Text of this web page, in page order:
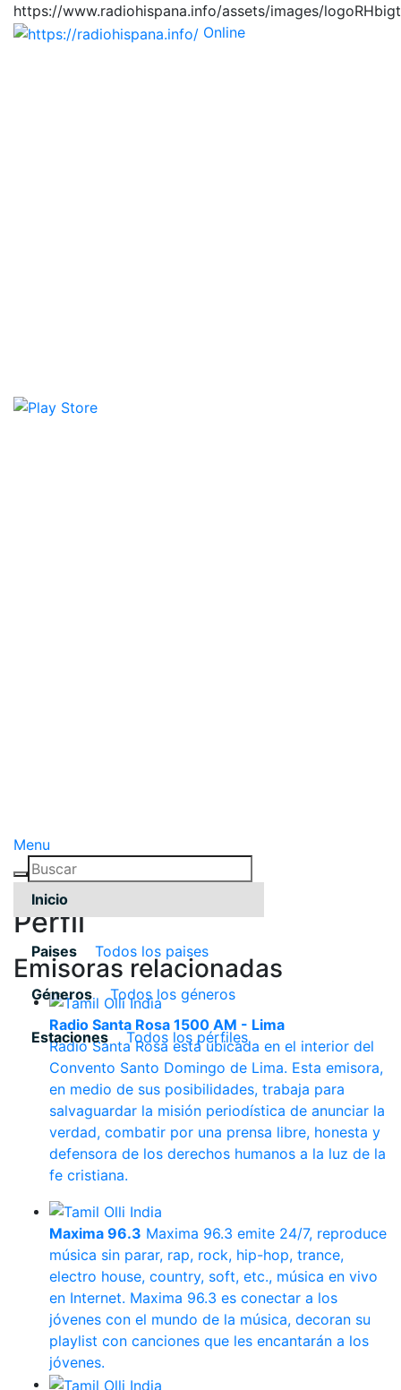
https://www.radiohispana.info/assets/images/
Online
Menu
Inicio
Paises Todos los paises
Géneros Todos los géneros
Estaciones Todos los pérfiles
Pérfil
Emisoras relacionadas
Radio Santa Rosa 1500 AM - Lima
Radio Santa Rosa está ubicada en el interior del
Convento Santo Domingo de Lima. Esta emisora,
en medio de sus posibilidades, trabaja para
salvaguardar la misión periodística de anunciar la
verdad, combatir por una prensa libre, honesta y
defensora de los derechos humanos a la luz de la
fe cristiana.
Maxima 96.3 Maxima 96.3 emite 24/7, reproduce
música sin parar, rap, rock, hip-hop, trance,
electro house, country, soft, etc., música en vivo
en Internet. Maxima 96.3 es conectar a los
jóvenes con el mundo de la música, decoran su
playlist con canciones que les encantarán a los
jóvenes.